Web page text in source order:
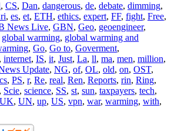
, CS, Dan, dangerous, de, debate, dimming,
, es, et, ETH, ethics, expert, FF, fight, Free,
News Live, GBN, Geo, geoengineer,
global warming, global warming and
, Go, Go to, Goverment,
internet, IS, it, Just, La, ll, ma, men, million,
Update, NG, of, OL, old, on, OST,
, PS, r, Re, real, Ren, Reports, rin, Ring,
, Scie, science, SS, st, sun, taxpayers, tech,
UK, UN, up, US, vpn, war, warming, with,